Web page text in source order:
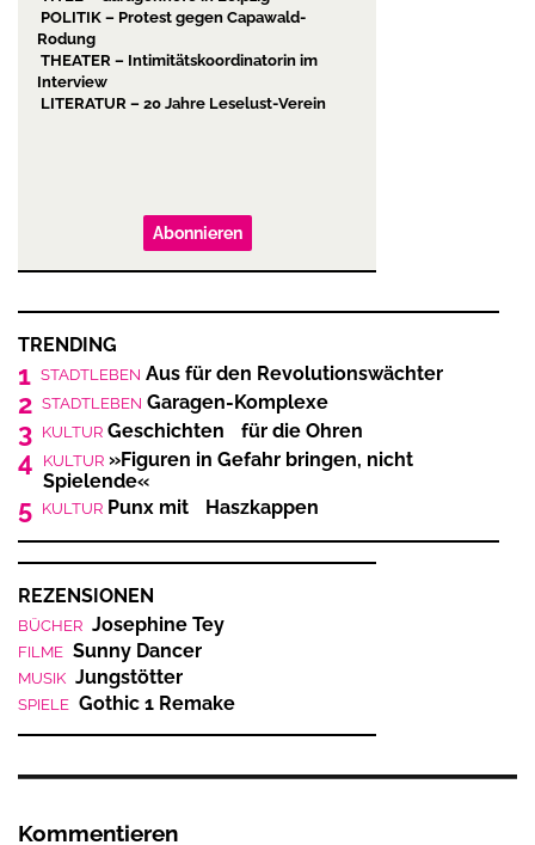
POLITIK – Protest gegen Capawald-
Rodung
THEATER – Intimitätskoordinatorin im
Interview
LITERATUR – 20 Jahre Leselust-Verein
Abonnieren
TRENDING
1 STADTLEBEN Aus für den Revolutionswächter
2 STADTLEBEN Garagen-Komplexe
3 KULTUR Geschichten für die Ohren
4 KULTUR »Figuren in Gefahr bringen, nicht
Spielende«
5 KULTUR Punx mit Haszkappen
REZENSIONEN
BÜCHER Josephine Tey
FILME Sunny Dancer
MUSIK Jungstötter
SPIELE Gothic 1 Remake
Kommentieren